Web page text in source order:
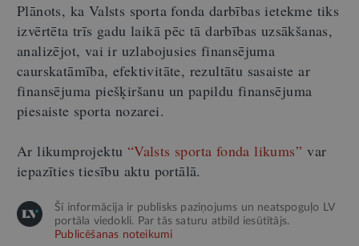
Plānots, ka Valsts sporta fonda darbības ietekme tiks
izvērtēta trīs gadu laikā pēc tā darbības uzsākšanas,
analizējot, vai ir uzlabojusies finansējuma
caurskatāmība, efektivitāte, rezultātu sasaiste ar
finansējuma piešķiršanu un papildu finansējuma
piesaiste sporta nozarei.
Ar likumprojektu “Valsts sporta fonda likums” var
iepazīties tiesību aktu portālā.
Šī informācija ir publisks paziņojums un neatspoguļo LV
portāla viedokli. Par tās saturu atbild iesūtītājs.
Publicēšanas noteikumi